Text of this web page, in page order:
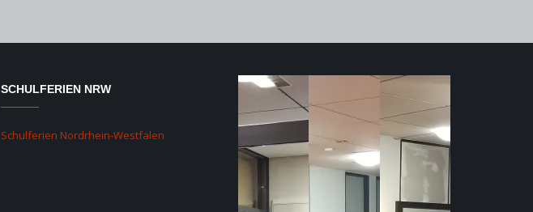
SCHULFERIEN NRW
Schulferien Nordrhein-Westfalen